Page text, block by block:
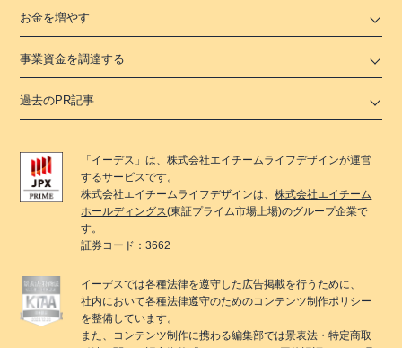
お金を増やす
事業資金を調達する
過去のPR記事
「 イーデス 」は、株式会社エイチームライフデザインが運営
するサービスです。
株式会社エイチームライフデザインは、株式会社エイチーム
ホールディングス(東証プライム市場上場)のグループ企業で
す。
証券コード：3662
イーデスでは各種法律を遵守した広告掲載を行うために、
社内において各種法律遵守のためのコンテンツ制作ポリシー
を整備しています。
また、コンテンツ制作に携わる編集部では景表法・特定商取